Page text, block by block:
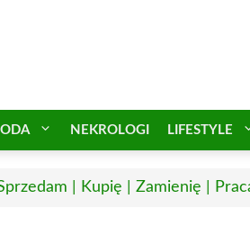
NEKROLOGI LIFESTYLE
| Kupię | Zamienię |